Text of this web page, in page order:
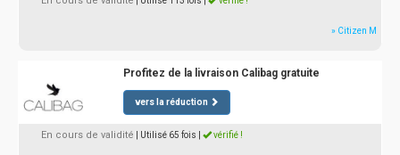
» Citizen M
Profitez de la livraison Calibag gratuite
vers la réduction
En cours de validité | Utilisé 65 fois vérifié !